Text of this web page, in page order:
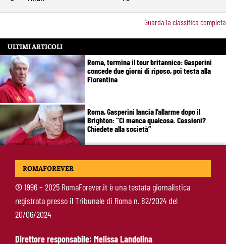
Guarda la classifica completa
ULTIMI ARTICOLI
Roma, termina il tour britannico: Gasperini
concede due giorni di riposo, poi testa alla
Fiorentina
Roma, Gasperini lancia l’allarme dopo il
Brighton: “Ci manca qualcosa. Cessioni?
Chiedete alla società”
Roma-Cacciamani, Cairo alza il muro ma lascia
ROMAFOREVER
©1996 – 2025 RomaForever.it è una testata giornalistica
registrata presso il Tribunale di Roma n. 82/2024 del
20/06/2024
Direttore responsabile: Melissa Landolina